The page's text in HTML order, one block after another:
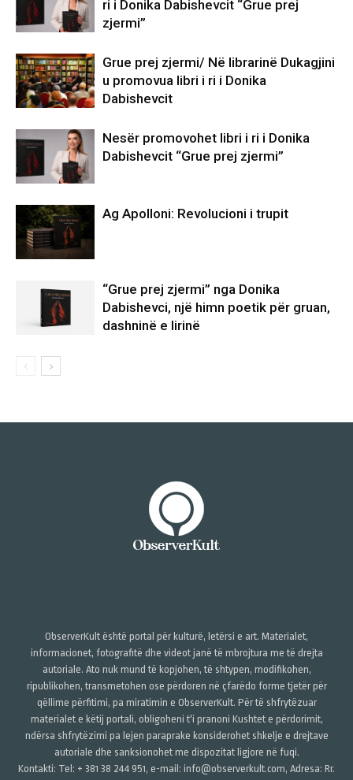
ri i Donika Dabishevcit “Grue prej
zjermi”
Grue prej zjermi/ Në librarinë Dukagjini
u promovua libri i ri i Donika
Dabishevcit
Nesër promovohet libri i ri i Donika
Dabishevcit “Grue prej zjermi”
Ag Apolloni: Revolucioni i trupit
“Grue prej zjermi” nga Donika
Dabishevci, një himn poetik për gruan,
dashninë e lirinë
ObserverKult është portal për kulturë, letërsi e art. Materialet,
informacionet, fotografitë dhe videot janë të mbrojtura me të drejta
autoriale. Ato nuk mund të kopjohen, të shtypen, modifikohen,
ripublikohen, transmetohen ose përdoren në çfarëdo forme tjetër për
qëllime përfitimi, pa miratimin e ObserverKult. Për të shfrytëzuar
materialet e këtij portali, obligoheni t'i pranoni Kushtet e përdorimit,
ndërsa shfrytëzimi pa lejen paraprake konsiderohet shkelje e drejtave
autoriale dhe sanksionohet me dispozitat ligjore në fuqi.
Kontakti: Tel: + 381 38 244 951, e-mail: info@observerkult.com, Adresa: Rr.